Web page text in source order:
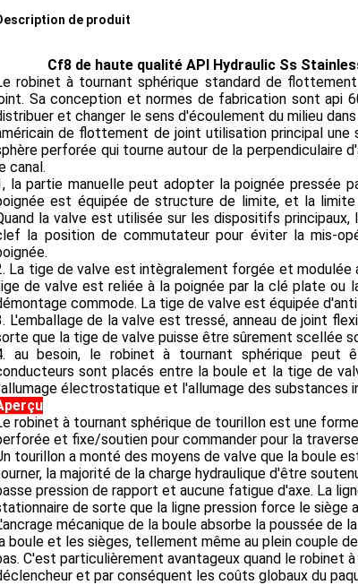
de produit
Cf8 de haute qualité API Hydraulic Ss
robinet à tournant sphérique standard de
Sa conception et normes de fabrication sont api
et changer le sens d'écoulement du milieu
de flottement de joint utilisation principal une
perforée qui tourne autour de la perpendiculaire
canal.
la partie manuelle peut adopter la poignée pressée
est équipée de structure de limite, et la
la valve est utilisée sur les dispositifs
la position de commutateur pour éviter la mis-
La tige de valve est intègralement forgée et
de valve est reliée à la poignée par la clé plate ou
commode. La tige de valve est équipée
L'emballage de la valve est tressé, anneau de joint
que la tige de valve puisse être sûrement scellée
au besoin, le robinet à tournant sphérique peut
sont placés entre la boule et la tige de
électrostatique et l'allumage des substances
robinet à tournant sphérique de tourillon est une
et fixe/soutien pour commander pour la
tourillon a monté des moyens de valve que la boule
la majorité de la charge hydraulique d'être
pression de rapport et aucune fatigue d'axe. La
de sorte que la ligne pression force le siège
mécanique de la boule absorbe la poussée
boule et les sièges, tellement même au plein couple
C'est particulièrement avantageux quand le robinet
et par conséquent les coûts globaux du